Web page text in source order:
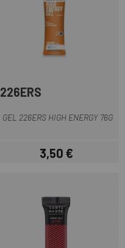
226ERS
GEL 226ERS HIGH ENERGY 76G
Prix
3,50 €